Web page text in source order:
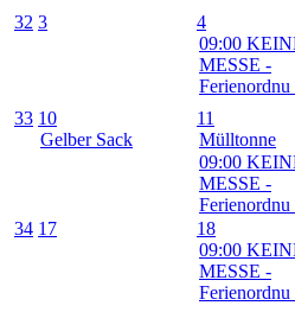
32 3
4
09:00
MESSE -
Ferienordnu
33 10
Gelber Sack
11
Mülltonne
09:00
MESSE -
Ferienordnu
34 17
18
09:00
MESSE -
Ferienordnu